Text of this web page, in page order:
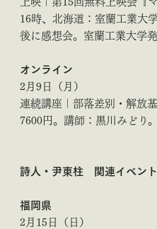
16時、北海道：室蘭工業大
後に感想会。室蘭工業大学
オンライン
2月9日（月）
連続講座｜部落差別・解放
7600円。講師：黒川みどり
詩人・尹東柱 関連イベント
福岡県
2月15日（日）